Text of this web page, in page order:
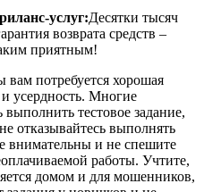
услуг:Десятки тысяч
возврата средств –
приятным!
потребуется хорошая
усердность. Многие
выполнить тестовое задание,
отказывайтесь выполнять
внимательны и не спешите
работы. Учтите,
домом и для мошенников,